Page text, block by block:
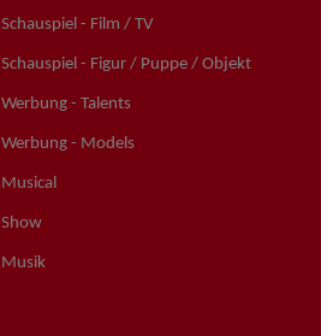
Schauspiel - Film / TV
Schauspiel - Figur / Puppe / Objekt
Werbung - Talents
Werbung - Models
Musical
Show
Musik